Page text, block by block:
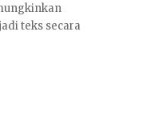
teks secara